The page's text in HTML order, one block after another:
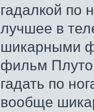
гадалкой по
лучшее в
шикарными
фильм
гадать по
вообще